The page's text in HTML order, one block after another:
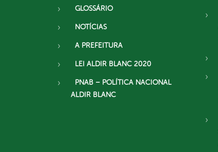
GLOSSÁRIO
NOTÍCIAS
A PREFEITURA
LEI ALDIR BLANC 2020
PNAB – POLÍTICA NACIONAL
ALDIR BLANC